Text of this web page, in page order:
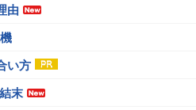
由
い方
末